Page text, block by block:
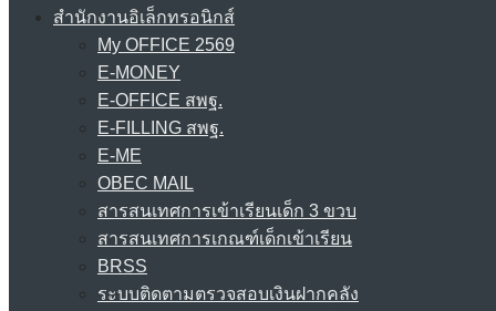
สำนักงานอิเล็กทรอนิกส์
My OFFICE 2569
E-MONEY
E-OFFICE สพฐ.
E-FILLING สพฐ.
E-ME
OBEC MAIL
สารสนเทศการเข้าเรียนเด็ก 3 ขวบ
สารสนเทศการเกณฑ์เด็กเข้าเรียน
BRSS
ระบบติดตามตรวจสอบเงินฝากคลัง